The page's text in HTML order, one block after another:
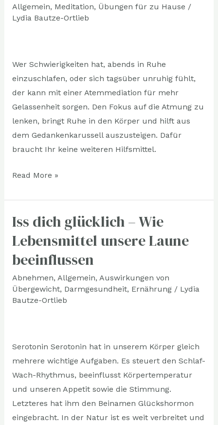
Allgemein, Meditation, Übungen für zu Hause /
Lydia Bautze-Ortlieb
Wer Schwierigkeiten hat, abends in Ruhe
einzuschlafen, oder sich tagsüber unruhig fühlt,
der kann mit einer Atemmediation für mehr
Gelassenheit sorgen. Den Fokus auf die Atmung zu
lenken, bringt Ruhe in den Körper und hilft aus
dem Gedankenkarussell auszusteigen. Dafür
braucht Ihr keine weiteren Hilfsmittel.
mehr
Ruhe
Read More »
Iss dich glücklich – Wie
Lebensmittel unsere Laune
beeinflussen
Abnehmen, Allgemein, Auswirkungen von
Übergewicht, Darmgesundheit, Ernährung/ Lydia
Bautze-Ortlieb
Serotonin Serotonin hat in unserem Körper gleich
mehrere wichtige Aufgaben. Es steuert den Schlaf-
Wach-Rhythmus, beeinflusst Körpertemperatur
und unseren Appetit sowie die Stimmung.
Letzteres hat ihm den Beinamen Glückshormon
eingebracht. In der Natur ist es weit verbreitet und
Iss
glücklich
–
Wie
Lebensmittel
unsere